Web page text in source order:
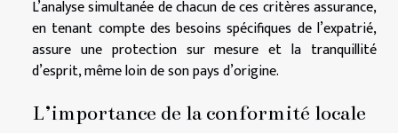
L’analyse simultanée de chacun de ces critères assurance,
en tenant compte des besoins spécifiques de l’expatrié,
assure une protection sur mesure et la tranquillité
d’esprit, même loin de son pays d’origine.
L’importance de la conformité locale